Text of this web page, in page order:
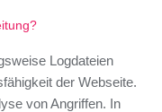
Logdateien
der Webseite.
von Angriffen. In